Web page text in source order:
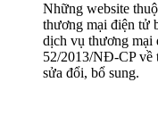
Những website
thương mại điện tử
dịch vụ thương mại
52/2013/NĐ-CP về
sửa đổi, bổ sung.